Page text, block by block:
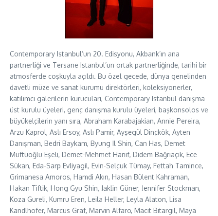
Contemporary Istanbul’un 20. Edisyonu, Akbank’ın ana
partnerliği ve Tersane Istanbul’un ortak partnerliğinde, tarihi bir
atmosferde coşkuyla açıldı. Bu özel gecede, dünya genelinden
davetli müze ve sanat kurumu direktörleri, koleksiyonerler,
katılımcı galerilerin kurucuları, Contemporary Istanbul danışma
üst kurulu üyeleri, genç danışma kurulu üyeleri, başkonsolos ve
büyükelçilerin yanı sıra, Abraham Karabajakian, Annie Pereira,
Arzu Kaprol, Aslı Ersoy, Aslı Pamir, Ayşegül Dinçkök, Ayten
Danışman, Bedri Baykam, Byung Il Shin, Can Has, Demet
Müftüoğlu Eşeli, Demet-Mehmet Hanif, Didem Bağrıaçık, Ece
Sükan, Eda-Sarp Evliyagil, Evin-Selçuk Tümay, Fettah Tamince,
Grimanesa Amoros, Hamdi Akın, Hasan Bülent Kahraman,
Hakan Tiftik, Hong Gyu Shin, Jaklin Güner, Jennifer Stockman,
Koza Gureli, Kumru Eren, Leila Heller, Leyla Alaton, Lisa
Kandlhofer, Marcus Graf, Marvin Alfaro, Macit Bitargil, Maya